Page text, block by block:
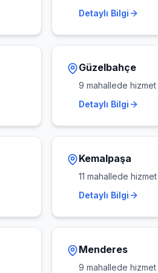
Detaylı Bilgi
Güzelbahçe
9 mahallede hizmet
Detaylı Bilgi
Kemalpaşa
11 mahallede hizmet
Detaylı Bilgi
Menderes
9 mahallede hizmet